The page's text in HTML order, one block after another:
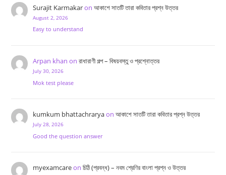
Surajit Karmakaron আকাশে সাতটি তারা কবিতার প্রশ্ন উত্তর
August 2, 2026
Easy to understand
Arpan khan on রাধারাণী গল্প – বিষয়বস্তু ও প্রশ্নোত্তর
July 30, 2026
Mok test please
kumkum bhattachraryaon আকাশে সাতটি তারা কবিতার প্রশ্ন উত্তর
July 28, 2026
Good the question answer
myexamcareon চিঠি (প্রবন্ধ) – নবম শ্রেণির বাংলা প্রশ্ন ও উত্তর